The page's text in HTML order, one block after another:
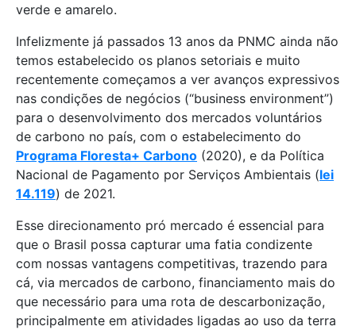
verde e amarelo.
Infelizmente já passados 13 anos da PNMC ainda não
temos estabelecido os planos setoriais e muito
recentemente começamos a ver avanços expressivos
nas condições de negócios (“business environment”)
para o desenvolvimento dos mercados voluntários
de carbono no país, com o estabelecimento do
Programa Floresta+ Carbono (2020), e da Política
Nacional de Pagamento por Serviços Ambientais (lei
14.119) de 2021.
Esse direcionamento pró mercado é essencial para
que o Brasil possa capturar uma fatia condizente
com nossas vantagens competitivas, trazendo para
cá, via mercados de carbono, financiamento mais do
que necessário para uma rota de descarbonização,
principalmente em atividades ligadas ao uso da terra